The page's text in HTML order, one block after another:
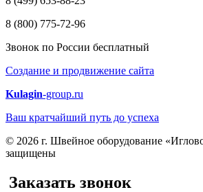
8 (800) 775-72-96
Звонок по России бесплатный
Создание и продвижение сайта
Kulagin-group.ru
Ваш кратчайший путь до успеха
© 2026 г. Швейное оборудование
защищены
Заказать звонок